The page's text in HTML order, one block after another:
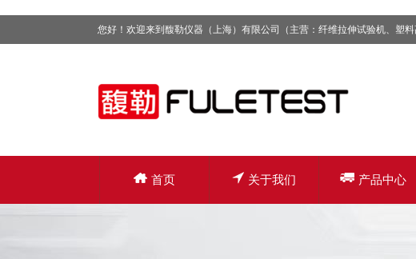
您好！欢迎来到馥勒仪器（上海）有限公司（主营：纤维拉伸试验机、塑
首页 关于我们 产品中心